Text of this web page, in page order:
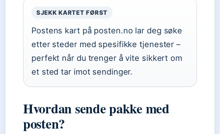
SJEKK KARTET FØRST
Postens kart på posten.no lar deg søke
etter steder med spesifikke tjenester –
perfekt når du trenger å vite sikkert om
et sted tar imot sendinger.
Hvordan sende pakke med
posten?